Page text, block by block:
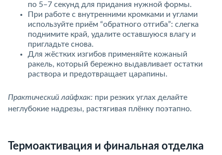
по 5–7 секунд для придания нужной формы.
При работе с внутренними кромками и углами
используйте приём “обратного отгиба”: слегка
поднимите край, удалите оставшуюся влагу и
пригладьте снова.
Для жёстких изгибов применяйте кожаный
ракель, который бережно выдавливает остатки
раствора и предотвращает царапины.
Практический лайфхак: при резких углах делайте
неглубокие надрезы, растягивая плёнку поэтапно.
Термоактивация и финальная отделка